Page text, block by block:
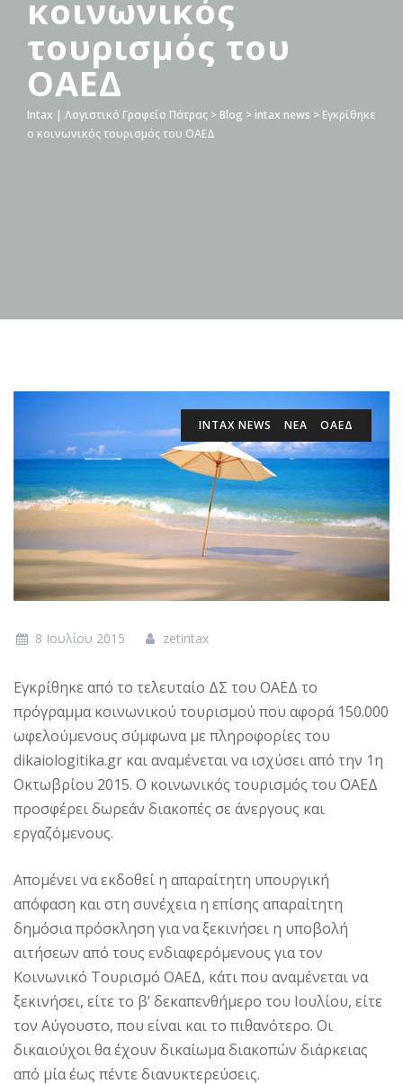
κοινωνικός
τουρισμός του
ΟΑΕΔ
Intax | Λογιστικό Γραφείο Πάτρας > Blog > intax news > Εγκρίθηκε
ο κοινωνικός τουρισμός του ΟΑΕΔ
INTAX NEWS ΝΕΑ ΟΑΕΔ
8 Ιουλίου 2015 zetintax
Εγκρίθηκε από το τελευταίο ΔΣ του ΟΑΕΔ το
πρόγραμμα κοινωνικού τουρισμού που αφορά 150.000
ωφελούμενους σύμφωνα με πληροφορίες του
dikaiologitika.gr και αναμένεται να ισχύσει από την 1η
Οκτωβρίου 2015. Ο κοινωνικός τουρισμός του ΟΑΕΔ
προσφέρει δωρεάν διακοπές σε άνεργους και
εργαζόμενους.
Απομένει να εκδοθεί η απαραίτητη υπουργική
απόφαση και στη συνέχεια η επίσης απαραίτητη
δημόσια πρόσκληση για να ξεκινήσει η υποβολή
αιτήσεων από τους ενδιαφερόμενους για τον
Κοινωνικό Τουρισμό ΟΑΕΔ, κάτι που αναμένεται να
ξεκινήσει, είτε το β’ δεκαπενθήμερο του Ιουλίου, είτε
τον Αύγουστο, που είναι και το πιθανότερο. Οι
δικαιούχοι θα έχουν δικαίωμα διακοπών διάρκειας
από μία έως πέντε διανυκτερεύσεις.